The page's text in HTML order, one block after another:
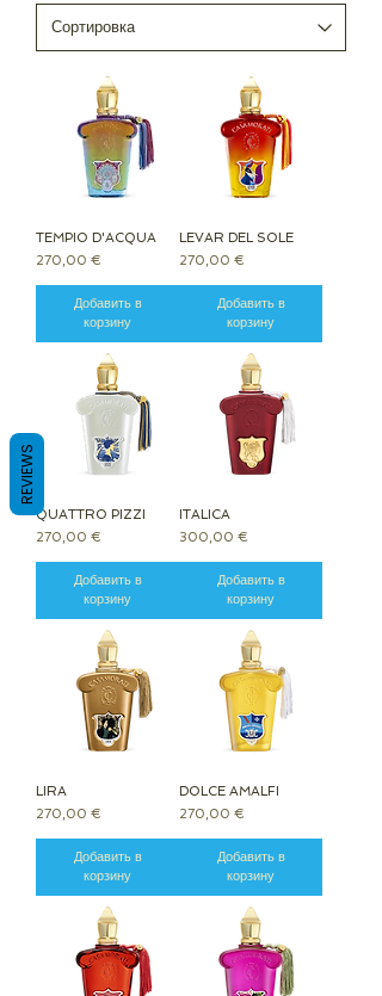
TEMPIO D'ACQUA
Цена
270,00 €
Добавить в
корзину
LEVAR DEL SOLE
Цена
270,00 €
Добавить в
корзину
QUATTRO PIZZI
Цена
270,00 €
Добавить в
корзину
ITALICA
Цена
300,00 €
Добавить в
корзину
LIRA
Цена
270,00 €
Добавить в
корзину
DOLCE AMALFI
Цена
270,00 €
Добавить в
корзину
REVIEWS